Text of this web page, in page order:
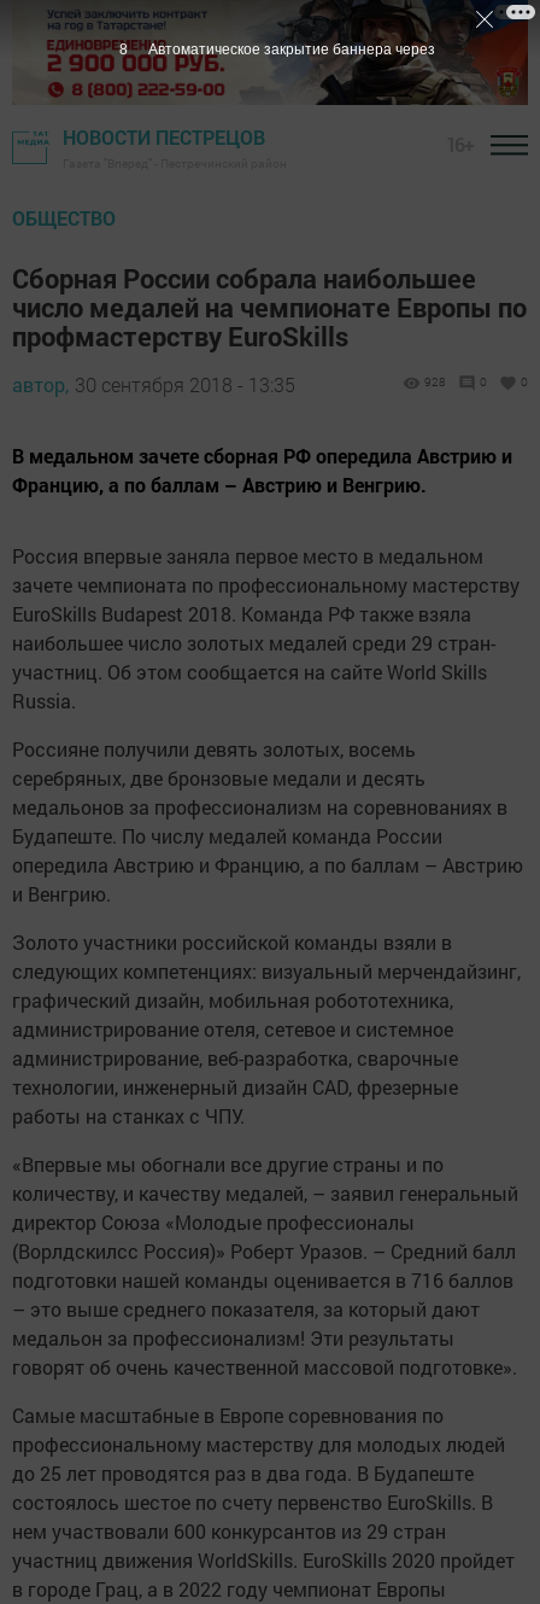
НОВОСТИ ПЕСТРЕЦОВ
ОБЩЕСТВО
Сборная России собрала наибольшее
число медалей на чемпионате Европы по
профмастерству EuroSkills
автор, 30 сентября 2018 - 13:35 928 0 0
В медальном зачете сборная РФ опередила Австрию и
Францию, а по баллам – Австрию и Венгрию.
Россия впервые заняла первое место в медальном
зачете чемпионата по профессиональному мастерству
EuroSkills Budapest 2018. Команда РФ также взяла
наибольшее число золотых медалей среди 29 стран-
участниц. Об этом сообщается на сайте World Skills
Russia.
Россияне получили девять золотых, восемь
серебряных, две бронзовые медали и десять
медальонов за профессионализм на соревнованиях в
Будапеште. По числу медалей команда России
опередила Австрию и Францию, а по баллам – Австрию
и Венгрию.
Золото участники российской команды взяли в
следующих компетенциях: визуальный мерчендайзинг,
графический дизайн, мобильная робототехника,
администрирование отеля, сетевое и системное
администрирование, веб-разработка, сварочные
технологии, инженерный дизайн CAD, фрезерные
работы на станках с ЧПУ.
«Впервые мы обогнали все другие страны и по
количеству, и качеству медалей, – заявил генеральный
директор Союза «Молодые профессионалы
(Ворлдскилсс Россия)» Роберт Уразов. – Средний балл
подготовки нашей команды оценивается в 716 баллов
– это выше среднего показателя, за который дают
медальон за профессионализм! Эти результаты
говорят об очень качественной массовой подготовке».
Самые масштабные в Европе соревнования по
профессиональному мастерству для молодых людей
до 25 лет проводятся раз в два года. В Будапеште
состоялось шестое по счету первенство EuroSkills. В
нем участвовали 600 конкурсантов из 29 стран
участниц движения WorldSkills. EuroSkills 2020 пройдет
в городе Грац, а в 2022 году чемпионат Европы
7 Автоматическое закрытие баннера через